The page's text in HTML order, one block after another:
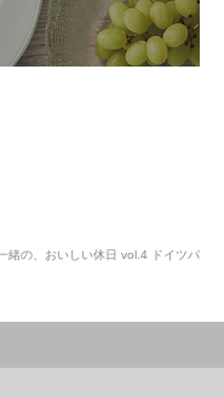
緒の、おいしい休日 vol.4 ドイツパ